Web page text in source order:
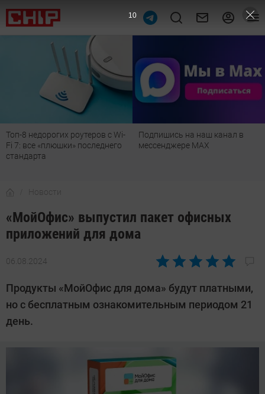
Топ-8 недорогих роутеров с Wi-
Fi 7: все «плюшки» последнего
стандарта
Подпишись на наш канал в
мессенджере МАХ
Новости
«МойОфис» выпустил пакет офисных
приложений для дома
06.08.2024
Автор:
Иванов
Продукты «МойОфис для дома» будут платными,
но с бесплатным ознакомительным периодом 21
день.
9